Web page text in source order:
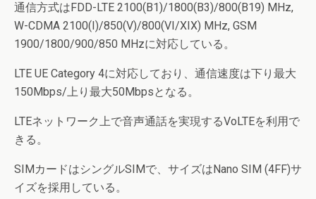
通信方式はFDD-LTE 2100(B1)/1800(B3)/800(B19) MHz,
W-CDMA 2100(I)/850(V)/800(VI/XIX) MHz, GSM
1900/1800/900/850 MHzに対応している。
LTE UE Category 4に対応しており、通信速度は下り最大
150Mbps/上り最大50Mbpsとなる。
LTEネットワーク上で音声通話を実現するVoLTEを利用で
きる。
SIMカードはシングルSIMで、サイズはNano SIM (4FF)サ
イズを採用している。